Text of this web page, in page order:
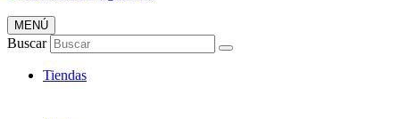
Artículos de Vigilancia
Envió 24/7!!!
MENÚ
Buscar
Tiendas